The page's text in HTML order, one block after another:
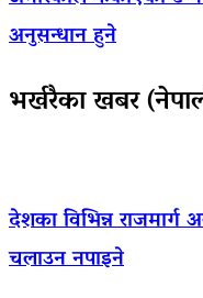
अनुसन्धान हुने
भर्खरैका खबर
देशका विभिन्न राजमार्ग
चलाउन नपाइने